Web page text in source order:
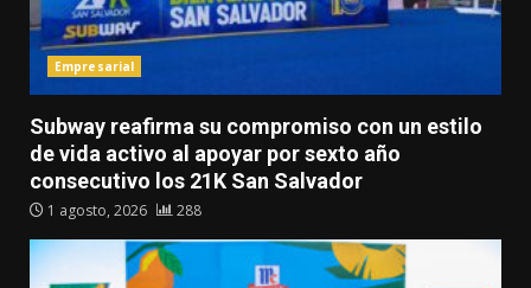
Empresarial
Subway reafirma su compromiso con un estilo
de vida activo al apoyar por sexto año
consecutivo los 21K San Salvador
1 agosto, 2026 288